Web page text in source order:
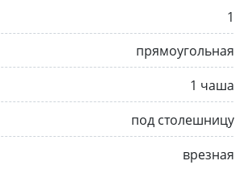
1
прямоугольная
1 чаша
под столешницу
врезная